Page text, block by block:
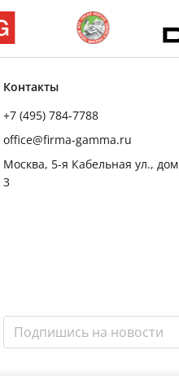
Контакты
+7 (495) 784-7788
office@firma-gamma.ru
Москва, 5-я Кабельная ул., дом
3